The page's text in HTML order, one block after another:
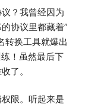
？我曾经因为
协议里都藏着”
转换工具就爆出
！虽然最后下
了。
限。听起来是